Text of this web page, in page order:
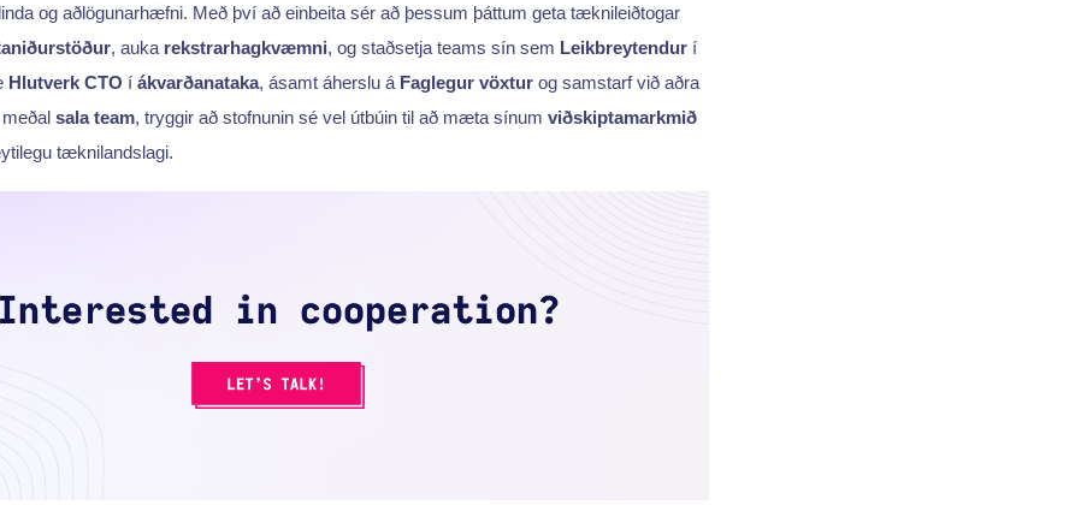
og aðlögunarhæfni. Með því að einbeita sér að þessum þáttum geta tæknileiðtogar
, auka rekstrarhagkvæmni, og staðsetja teams sín sem Leikbreytendurí
Hlutverk CTO í ákvarðanataka, ásamt áherslu á Faglegur vöxturog samstarf við aðra
sala team, tryggir að stofnunin sé vel útbúin til að mæta sínum viðskiptamarkmið
tæknilandslagi.